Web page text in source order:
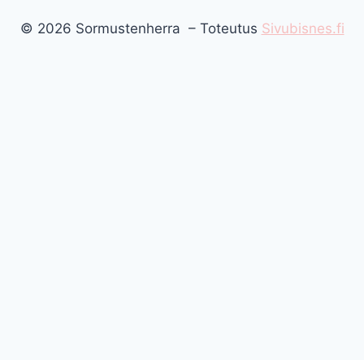
© 2026 Sormustenherra – Toteutus Sivubisnes.fi